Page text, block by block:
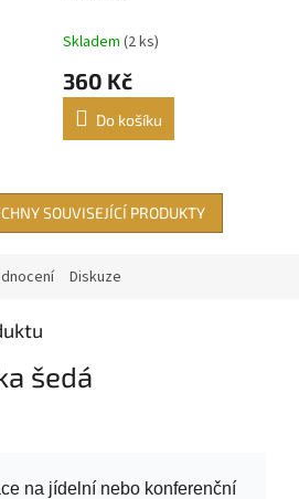
Skladem (2 ks)
360 Kč
Do košíku
SOUVISEJÍCÍ PRODUKTY
Diskuze
šedá
na jídelní nebo konferenční